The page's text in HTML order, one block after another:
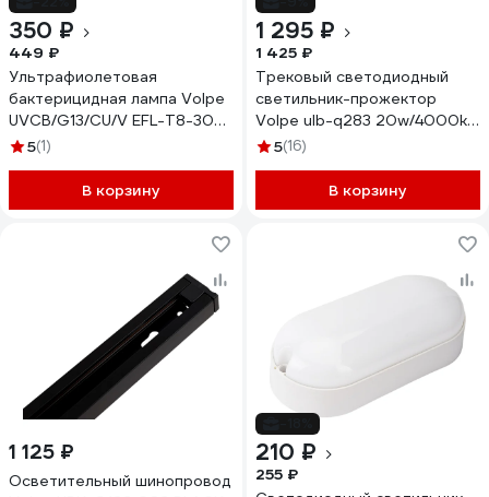
350 ₽
449 ₽
Ультрафиолетовая
бактерицидная лампа Volpe
UVCB/G13/CU/V EFL-T8-30
UL-00007402
5(1)
В корзину
1 295 ₽
1 425 ₽
Трековый светодиодный
светильник-прожектор
Volpe ulb-q283 20w/4000k
black UL-00010126
5(16)
В корзину
1 125 ₽
Осветительный шинопровод
210 ₽
255 ₽